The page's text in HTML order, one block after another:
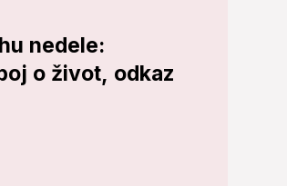
nedele:
o život, odkaz